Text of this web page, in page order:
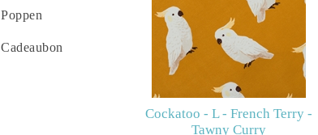
Cockatoo - L - French Terry -
Tawny Curry
Poppen
Cadeaubon